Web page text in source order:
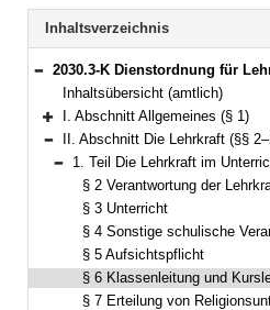
BAYERN.RECHT
letzten
Suche
Navigation
Inhaltsverzeichnis
Bereich reduzieren
2030.3-K Dienstordnung für Lehrkräfte an staatlichen Schulen in Bayern (Lehrerdienstordnung – LDO) Bekanntmachung des Bayerischen
Inhaltsübersicht (amtlich)
Bereich erweitern
I. Abschnitt Allgemeines (§ 1)
Bereich reduzieren
II. Abschnitt Die Lehrkraft (§§
Bereich reduzieren
1. Teil Die Lehrkraft im Unterricht und bei
§ 2 Verantwortung der
§ 3 Unterricht
§ 4 Sonstige schulische Veranstaltungen,
§ 5 Aufsichtspflicht
§ 6 Klassenleitung und
§ 7 Erteilung von Religionsunterricht an